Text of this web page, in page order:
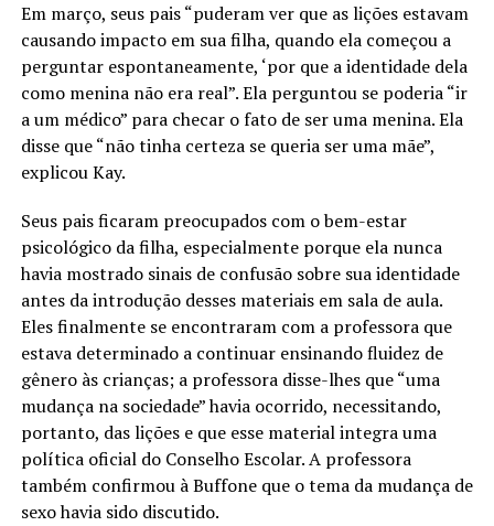
Em março, seus pais “puderam ver que as lições estavam
causando impacto em sua filha, quando ela começou a
perguntar espontaneamente, ‘por que a identidade dela
como menina não era real”. Ela perguntou se poderia “ir
a um médico” para checar o fato de ser uma menina. Ela
disse que “não tinha certeza se queria ser uma mãe”,
explicou Kay.
Seus pais ficaram preocupados com o bem-estar
psicológico da filha, especialmente porque ela nunca
havia mostrado sinais de confusão sobre sua identidade
antes da introdução desses materiais em sala de aula.
Eles finalmente se encontraram com a professora que
estava determinado a continuar ensinando fluidez de
gênero às crianças; a professora disse-lhes que “uma
mudança na sociedade” havia ocorrido, necessitando,
portanto, das lições e que esse material integra uma
política oficial do Conselho Escolar. A professora
também confirmou à Buffone que o tema da mudança de
sexo havia sido discutido.